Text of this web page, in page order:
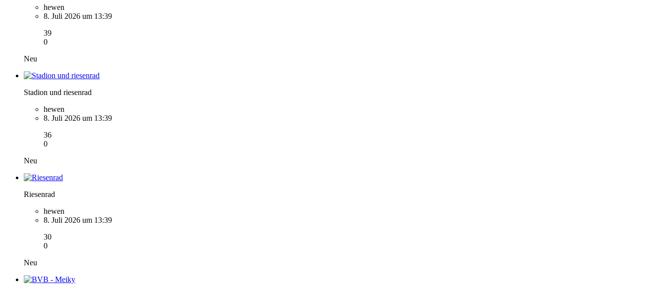
hewen
8. Juli 2026 um 13:39
39
0
Neu
Stadion und riesenrad
hewen
8. Juli 2026 um 13:39
36
0
Neu
Riesenrad
hewen
8. Juli 2026 um 13:39
30
0
Neu